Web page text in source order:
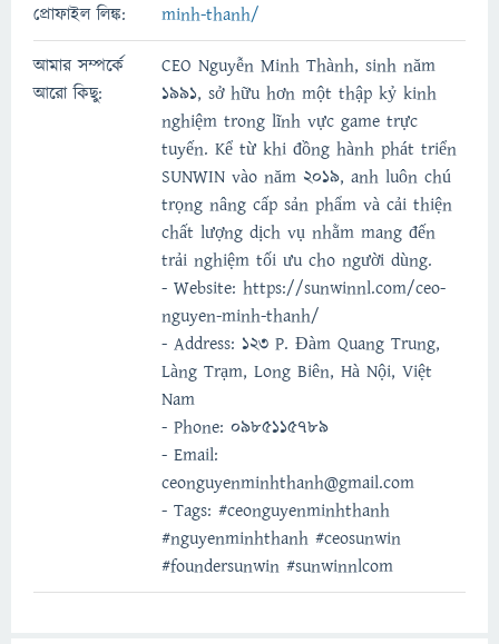
প্রোফাইল লিঙ্ক:
minh-thanh/
আমার সম্পর্কে
আরো কিছু:
CEO Nguyễn Minh Thành, sinh năm
1991, sở hữu hơn một thập kỷ kinh
nghiệm trong lĩnh vực game trực
tuyến. Kể từ khi đồng hành phát triển
SUNWIN vào năm 2019, anh luôn chú
trọng nâng cấp sản phẩm và cải thiện
chất lượng dịch vụ nhằm mang đến
trải nghiệm tối ưu cho người dùng.
- Website: https://sunwinnl.com/ceo-
nguyen-minh-thanh/
- Address: 123 P. Đàm Quang Trung,
Làng Trạm, Long Biên, Hà Nội, Việt
Nam
- Phone: 0985115789
- Email:
ceonguyenminhthanh@gmail.com
- Tags: #ceonguyenminhthanh
#nguyenminhthanh #ceosunwin
#foundersunwin #sunwinnlcom